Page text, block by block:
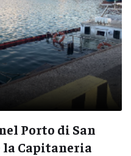
Porto di San
Capitaneria